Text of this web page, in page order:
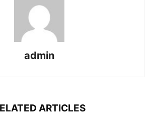
admin
ARTICLES